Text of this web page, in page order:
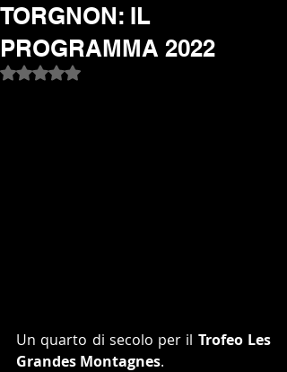
TORGNON: IL
PROGRAMMA 2022
Valutazione NaN stelle su 5.
Un quarto di secolo per il Trofeo Les
Grandes Montagnes.